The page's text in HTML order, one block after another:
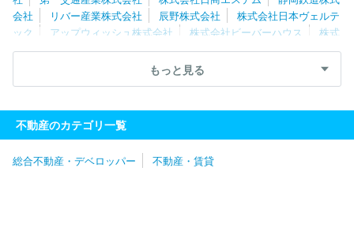
会社
リバー産業株式会社 辰野株式会社
株式会社日本ヴェルテ
ック
アップウィッシュ株式会社 株式会社ビーバーハウス
株式
会社トータルクリエーションズ
株式会社エイチ・ツー・オーアセッ
株式会社新成トラスト
株式会社
日成アドバンス
市環境開発株式会社
株式会社光アルファクス
株式会社プレサン
ス
株式会社ゼロ・コーポレーション
ファイブイズホーム
株式会社アイダ設計
もっと見る
不動産のカテゴリ一覧
総合不動産・デベロッパー 不動産・賃貸